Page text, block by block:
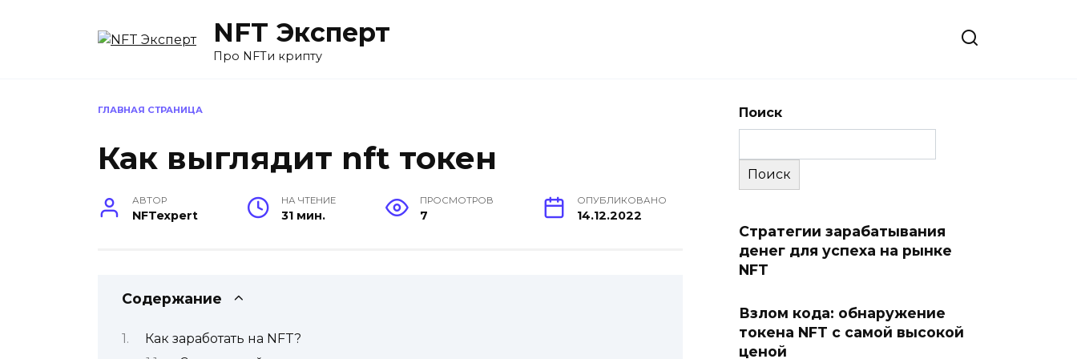
NFT Эксперт
Про NFTи крипту
ГЛАВНАЯ СТРАНИЦА
Как выглядит nft токен
АВТОР
NFTexpert
НА ЧТЕНИЕ
31 мин.
ПРОСМОТРОВ
7
ОПУБЛИКОВАНО
14.12.2022
Содержание
Как заработать на NFT?
Поиск
Поиск
Стратегии зарабатывания
денег для успеха на рынке
NFT
Взлом кода: обнаружение
токена NFT с самой высокой
ценой